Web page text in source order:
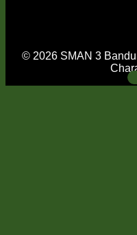
© 2026 SMAN 3